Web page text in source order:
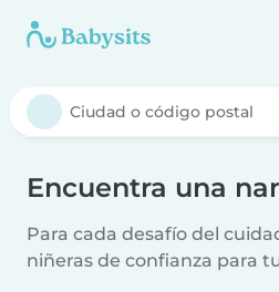
Encuentra una
Para cada desafío del
niñeras de confianza para